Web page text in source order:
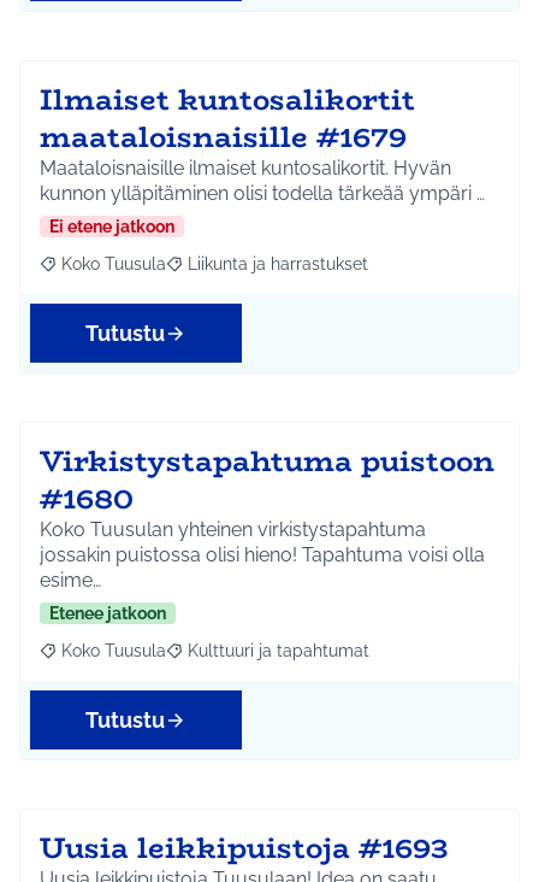
Ilmaiset kuntosalikortit
maataloisnaisille #1679
Maataloisnaisille ilmaiset kuntosalikortit. Hyvän
kunnon ylläpitäminen olisi todella tärkeää ympäri …
Ei etene jatkoon
Rajaa tulokset aihepiirin mukaan: Koko Tuusula
Koko Tuusula Rajaa tulokset teeman mukaan: Liikunta ja
Liikunta ja harrastukset
Tutustu
Virkistystapahtuma puistoon
#1680
Koko Tuusulan yhteinen virkistystapahtuma
jossakin puistossa olisi hieno! Tapahtuma voisi olla
esime…
Etenee jatkoon
Rajaa tulokset aihepiirin mukaan: Koko Tuusula
Koko Tuusula Rajaa tulokset teeman mukaan: Kulttuuri ja
Kulttuuri ja tapahtumat
Tutustu
Uusia leikkipuistoja #1693